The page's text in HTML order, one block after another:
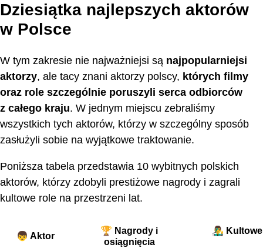
Dziesiątka najlepszych aktorów
w Polsce
W tym zakresie nie najważniejsi są najpopularniejsi
aktorzy, ale tacy znani aktorzy polscy, których filmy
oraz role szczególnie poruszyli serca odbiorców
z całego kraju. W jednym miejscu zebraliśmy
wszystkich tych aktorów, którzy w szczególny sposób
zasłużyli sobie na wyjątkowe traktowanie.
Poniższa tabela przedstawia 10 wybitnych polskich
aktorów, którzy zdobyli prestiżowe nagrody i zagrali
kultowe role na przestrzeni lat.
👦 Aktor
🏆 Nagrody i
osiągnięcia
👨‍🎤